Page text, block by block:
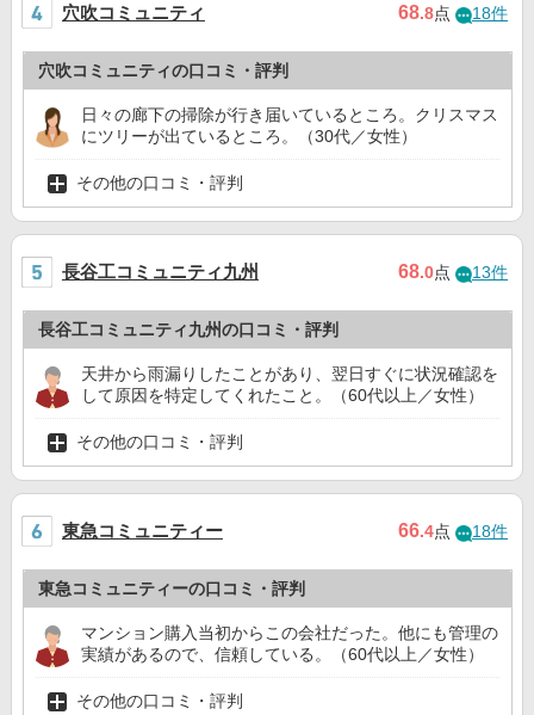
穴吹コミュニティ 68.8点 18件
穴吹コミュニティの口コミ・評判
日々の廊下の掃除が行き届いているところ。クリスマス
にツリーが出ているところ。（30代／女性）
その他の口コミ・評判
長谷工コミュニティ九州 68.0点 13件
長谷工コミュニティ九州の口コミ・評判
天井から雨漏りしたことがあり、翌日すぐに状況確認を
して原因を特定してくれたこと。（60代以上／女性）
その他の口コミ・評判
東急コミュニティー 66.4点 18件
東急コミュニティーの口コミ・評判
マンション購入当初からこの会社だった。他にも管理の
実績があるので、信頼している。（60代以上／女性）
その他の口コミ・評判